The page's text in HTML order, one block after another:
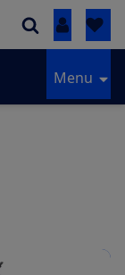
Inloggen
Menu